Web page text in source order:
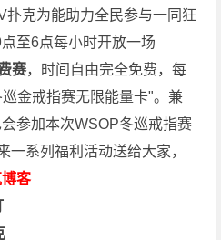
扑克为能助力全民参与一同狂
至6点每小时开放一场
赛，时间自由完全免费，每
金戒指赛无限能量卡"。兼
参加本次WSOP冬巡戒指赛
一系列福利活动送给大家，
客